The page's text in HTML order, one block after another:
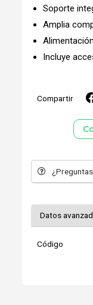
Soporte
Amplia
Incluye
Compartir
Datos
Código